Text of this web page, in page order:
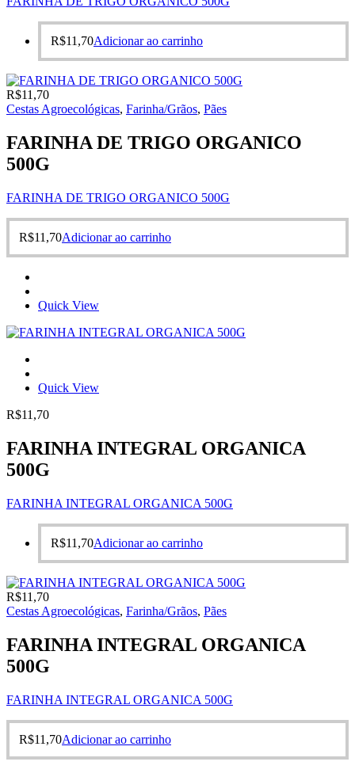
R$11,70Adicionar ao carrinho
R$11,70
Cestas Agroecológicas, Farinha/Grãos, Pães
FARINHA DE TRIGO ORGANICO
500G
FARINHA DE TRIGO ORGANICO 500G
R$11,70Adicionar ao carrinho
Quick View
Quick View
R$11,70
FARINHA INTEGRAL ORGANICA
500G
FARINHA INTEGRAL ORGANICA 500G
R$11,70Adicionar ao carrinho
R$11,70
Cestas Agroecológicas, Farinha/Grãos, Pães
FARINHA INTEGRAL ORGANICA
500G
FARINHA INTEGRAL ORGANICA 500G
R$11,70Adicionar ao carrinho